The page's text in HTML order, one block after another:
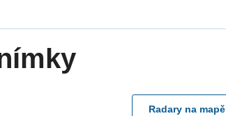
Radary na mapě